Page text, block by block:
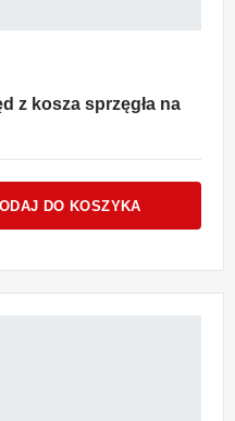
z kosza sprzęgła na
DO KOSZYKA